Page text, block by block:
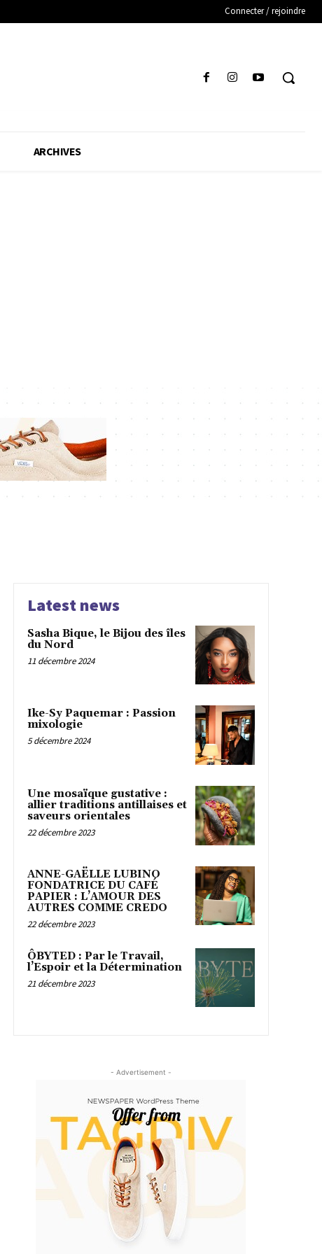
Connecter / rejoindre
ARCHIVES
Latest news
Sasha Bique, le Bijou des îles
du Nord
11 décembre 2024
Ike-Sy Paquemar : Passion
mixologie
5 décembre 2024
Une mosaïque gustative :
allier traditions antillaises et
saveurs orientales
22 décembre 2023
ANNE-GAËLLE LUBINO
FONDATRICE DU CAFÉ
PAPIER : L’AMOUR DES
AUTRES COMME CREDO
22 décembre 2023
ÔBYTED : Par le Travail,
l’Espoir et la Détermination
21 décembre 2023
- Advertisement -